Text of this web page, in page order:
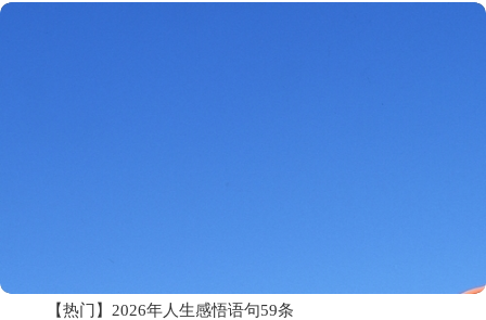
【热门】2026年人生感悟语句59条